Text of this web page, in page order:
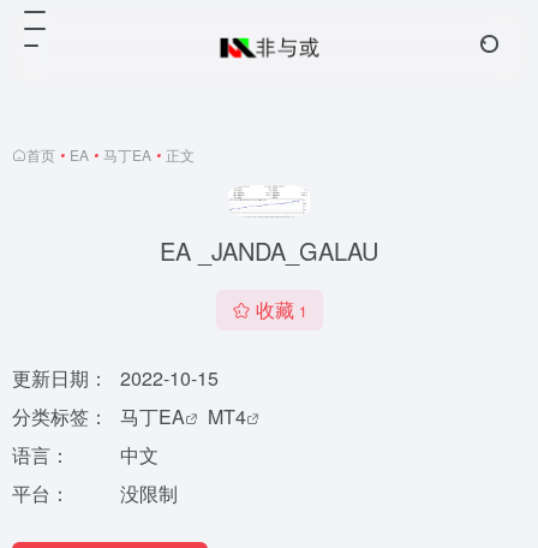
首页 • EA • 马丁EA • 正文
EA _JANDA_GALAU
收藏 1
更新日期：
2022-10-15
分类标签：
马丁EA
MT4
语言：
中文
平台：
没限制